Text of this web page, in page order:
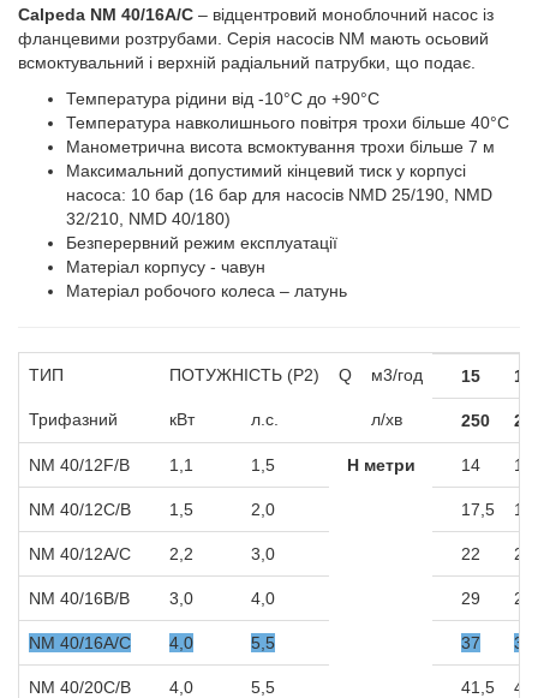
Calpeda NM 40/16A/C – відцентровий моноблочний насос із
фланцевими розтрубами. Серія насосів NM мають осьовий
всмоктувальний і верхній радіальний патрубки, що подає.
Температура рідини від -10°C до +90°C
Температура навколишнього повітря трохи більше 40°C
Манометрична висота всмоктування трохи більше 7 м
Максимальний допустимий кінцевий тиск у корпусі
насоса: 10 бар (16 бар для насосів NMD 25/190, NMD
32/210, NMD 40/180)
Безперервний режим експлуатації
Матеріал корпусу - чавун
Матеріал робочого колеса – латунь
ТИП ПОТУЖНІСТЬ (P2) Q м3/год 15
Трифазний кВт л.с. л/хв 250
NM 40/12F/B 1,1 1,5 Н метри 14
NM 40/12C/B 1,5 2,0 17,5 17
NM 40/12A/C 2,2 3,0 22 22
NM 40/16B/B 3,0 4,0 29
NM 40/16A/C 4,0 5,5 37
NM 40/20C/B 4,0 5,5 41,5